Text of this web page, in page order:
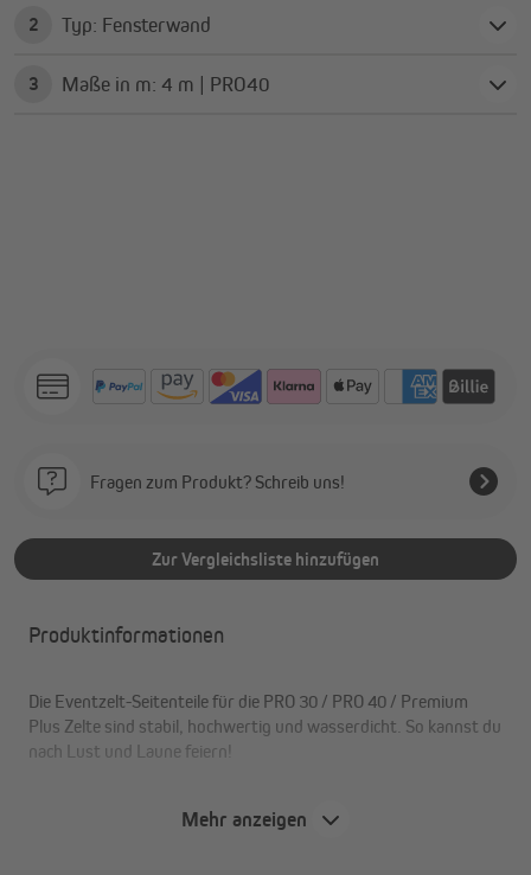
2 Typ: Fensterwand
3 Maße in m: 4 m | PRO40
Fragen zum Produkt? Schreib uns!
Zur Vergleichsliste hinzufügen
Produktinformationen
Die Eventzelt-Seitenteile für die PRO 30 / PRO 40 / Premium
Plus Zelte sind stabil, hochwertig und wasserdicht. So kannst du
nach Lust und Laune feiern!
Mehr anzeigen